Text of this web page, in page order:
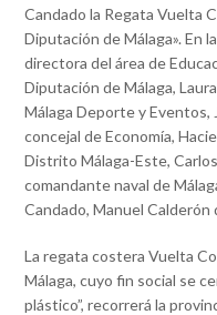
Candado la Regata Vuelta
Diputación de Málaga». En
directora del área de
Diputación de Málaga,
Málaga Deporte y Eventos,
concejal de Economía,
Distrito Málaga-Este,
comandante naval de
Candado, Manuel Calderón
La regata costera Vuelta
Málaga, cuyo fin social se
plástico”, recorrerá la